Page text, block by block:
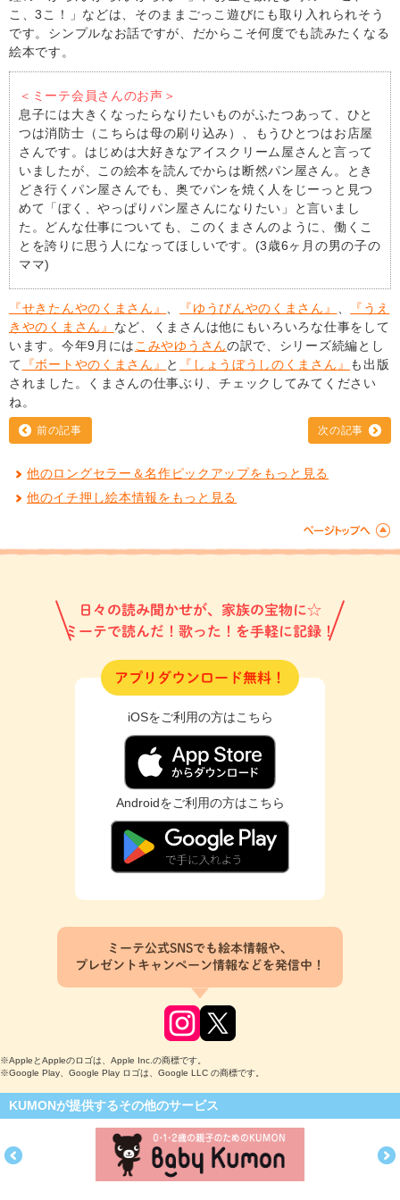
こ、3こ！」などは、そのままごっこ遊びにも取り入れられそう
です。シンプルなお話ですが、だからこそ何度でも読みたくなる
絵本です。
＜ミーテ会員さんのお声＞
息子には大きくなったらなりたいものがふたつあって、ひと
つは消防士（こちらは母の刷り込み）、もうひとつはお店屋
さんです。はじめは大好きなアイスクリーム屋さんと言って
いましたが、この絵本を読んでからは断然パン屋さん。とき
どき行くパン屋さんでも、奥でパンを焼く人をじーっと見つ
めて「ぼく、やっぱりパン屋さんになりたい」と言いまし
た。どんな仕事についても、このくまさんのように、働くこ
とを誇りに思う人になってほしいです。(3歳6ヶ月の男の子の
ママ)
『せきたんやのくまさん』 『ゆうびんやのくまさん』
『うえ
きやのくまさん』 など、くまさんは他にもいろいろな仕事をして
います。今年9月には こみやゆうさんの訳で、シリーズ続編とし
て
『ボートやのくまさん』 と 『しょうぼうしのくまさん』
も出版
されました。くまさんの仕事ぶり、チェックしてみてください
ね。
前の記事 次の記事
他のロングセラー＆名作ピックアップをもっと見る
他のイチ押し絵本情報をもっと見る
日々の読み聞かせが、家族の宝物に☆
ミーテで読んだ！歌った！を手軽に記録！
アプリダウンロード無料！
iOSをご利用の方はこちら
Androidをご利用の方はこちら
ミーテ公式SNSでも絵本情報や、
プレゼントキャンペーン情報などを発信中！
※AppleとAppleのロゴは、Apple Inc.の商標です。
※Google Play、Google Play ロゴは、Google LLC の商標です。
KUMONが提供するその他のサービス